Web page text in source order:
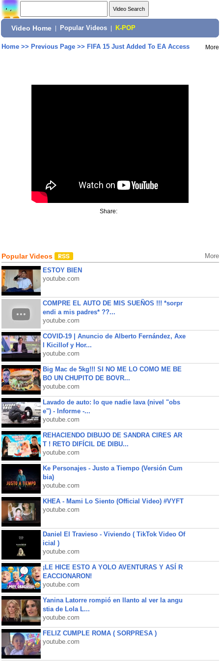
Video Home Popular Videos K-POP
Home>> Previous Page>> FIFA 15 Just Added To EA Access More
Share:
Popular Videos More
ESTOY BIEN
youtube.com
COMPRE EL AUTO DE MIS SUEÑOS !!! *sorpr
endi a mis padres* ??...
youtube.com
COVID-19 | Anuncio de Alberto Fernández, Axe
l Kicillof y Hor...
youtube.com
Big Mac de 5kg!!! SI NO ME LO COMO ME BE
BO UN CHUPITO DE BOVR...
youtube.com
Lavado de auto: lo que nadie lava (nivel "obs
e") - Informe -...
youtube.com
REHACIENDO DIBUJO DE SANDRA CIRES AR
T ! RETO DIFÍCIL DE DIBU...
youtube.com
Ke Personajes - Justo a Tiempo (Versión Cum
bia)
youtube.com
KHEA - Mami Lo Siento (Official Video) #VYFT
youtube.com
Daniel El Travieso - Viviendo ( TikTok Video Of
icial )
youtube.com
¡LE HICE ESTO A YOLO AVENTURAS Y ASÍ R
EACCIONARON!
youtube.com
Yanina Latorre rompió en llanto al ver la angu
stia de Lola L...
youtube.com
FELIZ CUMPLE ROMA ( SORPRESA )
youtube.com